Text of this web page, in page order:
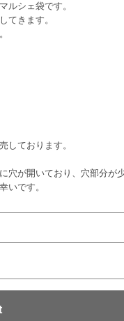
ルシェ袋です。
てきます。
しております。
穴が開いており、穴部分が
いです。